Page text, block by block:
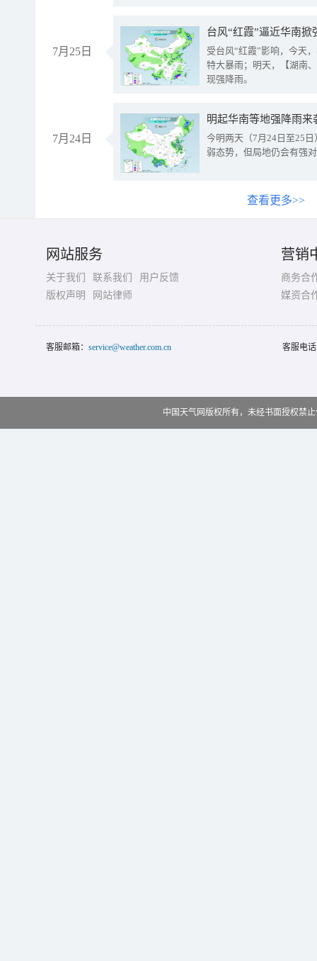
7月25日
台风“红霞”逼近华南
受台风“红霞”影响，今天
特大暴雨；明天，【湖南
现强降雨。
7月24日
明起华南等地强降雨
今明两天（7月24日至25
弱态势，但局地仍会有强
查看更多>>
网站服务
关于我们 联系我们
用户反馈
版权声明
网站律师
营销
商务合
媒资合
客服邮箱： service@weather.com.cn 客服电
中国天气网版权所有，未经书面授权